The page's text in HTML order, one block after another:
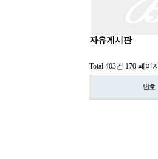
자유게시판
Total 403건 170 페이지
번호